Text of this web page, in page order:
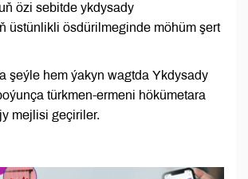
özi sebitde ykdysady
üstünlikli ösdürilmeginde möhüm şert
şeýle hem ýakyn wagtda Ykdysady
türkmen-ermeni hökümetara
mejlisi geçiriler.